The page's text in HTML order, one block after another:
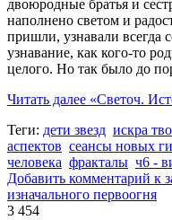
двоюродные братья и
наполнено светом и
пришли, узнавали всегда
узнавание, как кого-то
целого. Но так было до
Читать далее «Светоч.
Теги: дети звезд искра
аспектов сеансы новых
человека фракталы ч6 -
Добавить комментарий к
изначального первоогня
3 454